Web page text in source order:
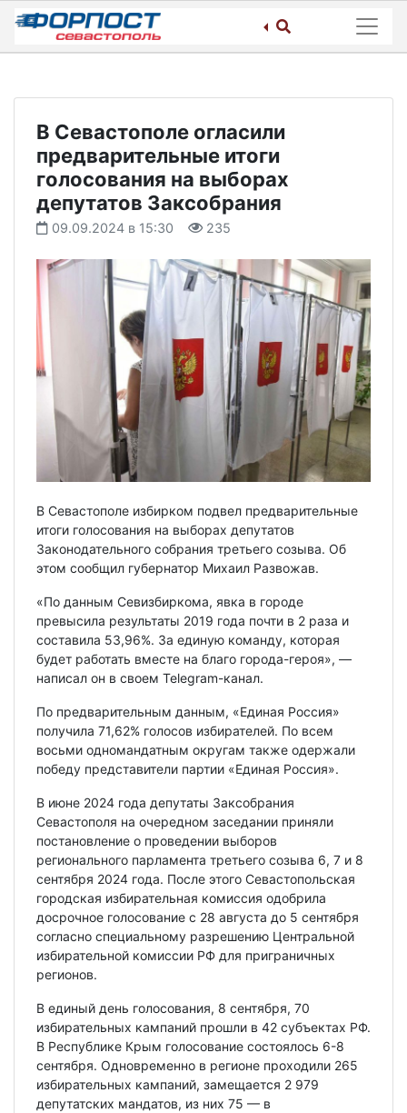
Skip
content
В Севастополе огласили
предварительные итоги
голосования на выборах
депутатов Заксобрания
09.09.2024 в 15:30 235
В Севастополе избирком подвел предварительные
итоги голосования на выборах депутатов
Законодательного собрания третьего созыва. Об
этом сообщил губернатор Михаил Развожав.
«По данным Севизбиркома, явка в городе
превысила результаты 2019 года почти в 2 раза и
составила 53,96%. За единую команду, которая
будет работать вместе на благо города-героя», —
написал он в своем Telegram-канал.
По предварительным данным, «Единая Россия»
получила 71,62% голосов избирателей. По всем
восьми одномандатным округам также одержали
победу представители партии «Единая Россия».
В июне 2024 года депутаты Заксобрания
Севастополя на очередном заседании приняли
постановление о проведении выборов
регионального парламента третьего созыва 6, 7 и 8
сентября 2024 года. После этого Севастопольская
городская избирательная комиссия одобрила
досрочное голосование с 28 августа до 5 сентября
согласно специальному разрешению Центральной
избирательной комиссии РФ для приграничных
регионов.
В единый день голосования, 8 сентября, 70
избирательных кампаний прошли в 42 субъектах РФ.
В Республике Крым голосование состоялось 6-8
сентября. Одновременно в регионе проходили 265
избирательных кампаний, замещается 2 979
депутатских мандатов, из них 75 — в